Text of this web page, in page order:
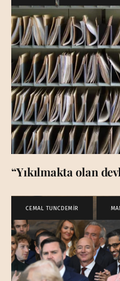
“Yıkılmakta olan
CEMAL TUNCDEMİR